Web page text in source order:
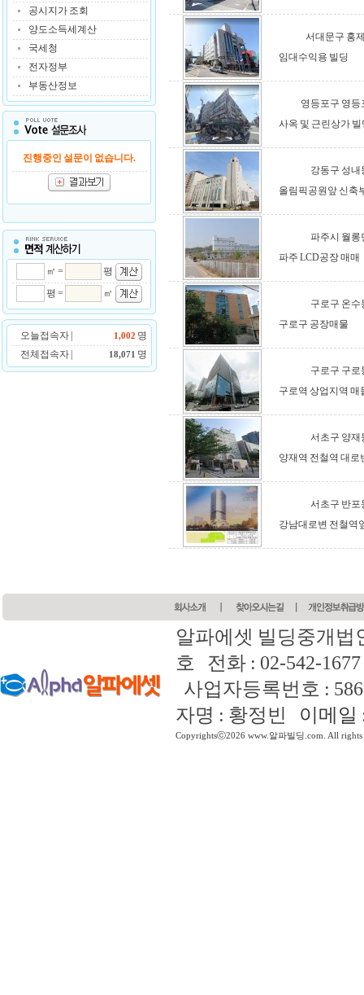
공시지가 조회
양도소득세계산
국세청
전자정부
부동산정보
진행중인 설문이 없습니다.
㎡ =
평
평 =
㎡
오늘접속자 | 1,002 명
전체접속자 |
18,071 명
서대문구 홍
임대수익용 빌딩
영등포구 영등
사옥 및 근린상가 빌
강동구 성내
올림픽공원앞 신축
파주시 월롱
파주 LCD공장 매매
구로구 온수
구로구 공장매물
구로구 구로
구로역 상업지역 매
서초구 양재
양재역 전철역 대로
서초구 반포
강남대로변 전철역
알파에셋 빌딩중개법
호 전화 : 02-542-
사업자등록번호 :
자명 : 황정빈 이메일
Copyrightsⓒ2026 www.알파빌딩.com. All rights